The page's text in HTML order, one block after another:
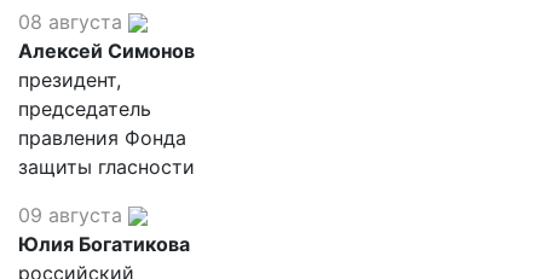
08 августа
Алексей Симонов
президент,
председатель
правления Фонда
защиты гласности
09 августа
Юлия Богатикова
российский